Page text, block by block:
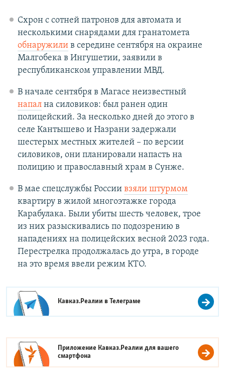
Схрон с сотней патронов для автомата и
несколькими снарядами для гранатомета
обнаружилив середине сентября на окраине
Малгобека в Ингушетии, заявили в
республиканском управлении МВД.
В начале сентября в Магасе неизвестный
напална силовиков: был ранен один
полицейский. За несколько дней до этого в
селе Кантышево и Назрани задержали
шестерых местных жителей – по версии
силовиков, они планировали напасть на
полицию и православный храм в Сунже.
В мае спецслужбы России взяли штурмом
квартиру в жилой многоэтажке города
Карабулака. Были убиты шесть человек, трое
из них разыскивались по подозрению в
нападениях на полицейских весной 2023 года.
Перестрелка продолжалась до утра, в городе
на это время ввели режим КТО.
Кавказ.Реалии вТелеграме
Приложение Кавказ.Реалии для вашего
смартфона